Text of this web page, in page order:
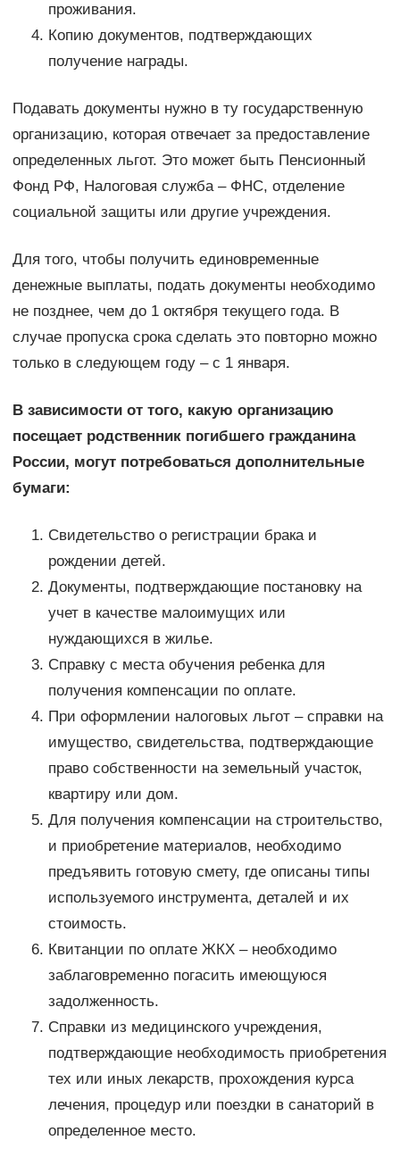
проживания.
Копию документов, подтверждающих
получение награды.
Подавать документы нужно в ту государственную
организацию, которая отвечает за предоставление
определенных льгот. Это может быть Пенсионный
Фонд РФ, Налоговая служба – ФНС, отделение
социальной защиты или другие учреждения.
Для того, чтобы получить единовременные
денежные выплаты, подать документы необходимо
не позднее, чем до 1 октября текущего года. В
случае пропуска срока сделать это повторно можно
только в следующем году – с 1 января.
В зависимости от того, какую организацию
посещает родственник погибшего гражданина
России, могут потребоваться дополнительные
бумаги:
Свидетельство о регистрации брака и
рождении детей.
Документы, подтверждающие постановку на
учет в качестве малоимущих или
нуждающихся в жилье.
Справку с места обучения ребенка для
получения компенсации по оплате.
При оформлении налоговых льгот – справки на
имущество, свидетельства, подтверждающие
право собственности на земельный участок,
квартиру или дом.
Для получения компенсации на строительство,
и приобретение материалов, необходимо
предъявить готовую смету, где описаны типы
используемого инструмента, деталей и их
стоимость.
Квитанции по оплате ЖКХ – необходимо
заблаговременно погасить имеющуюся
задолженность.
Справки из медицинского учреждения,
подтверждающие необходимость приобретения
тех или иных лекарств, прохождения курса
лечения, процедур или поездки в санаторий в
определенное место.